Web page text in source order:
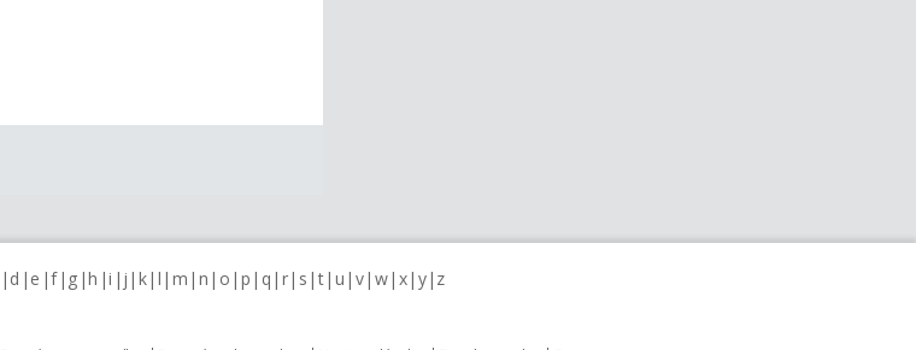
d e f g h i j k l m n o p q r s t u v w x y z